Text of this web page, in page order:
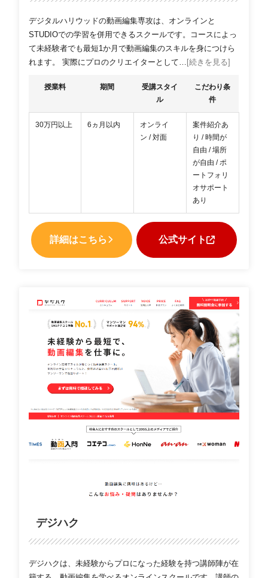
デジタルハリウッドの動画編集専攻は、オンラインと
STUDIOでの学習を併用できるスクールです。コースによっ
て未経験者でも最短1か月で動画編集のスキルを身につけら
れます。 実際にプロのクリエイターとして… [続きを見る]
授業料 期間
受講スタイ
ル
こだわり条
件
30万円以上 6ヵ月以内
オンライ
ン / 対面
案件紹介あ
り / 時間が
自由 / 場所
が自由 / ポ
ートフォリ
オサポート
あり
詳細はこちら 公式サイト
デジハク
デジハクは、未経験からプロになった経験を持つ講師陣が在